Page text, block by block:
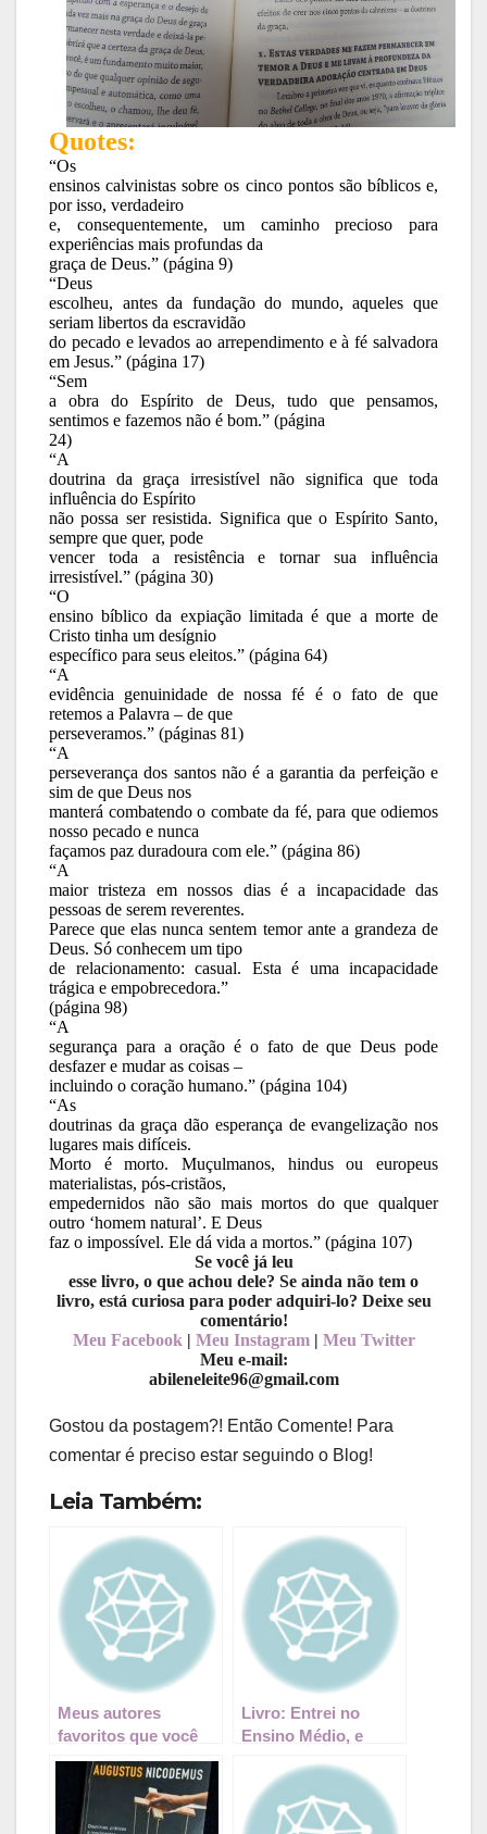
Quotes:
“Os
ensinos calvinistas sobre os cinco pontos são bíblicos e,
por isso, verdadeiro
e, consequentemente, um caminho precioso para
experiências mais profundas da
graça de Deus.” (página 9)
“Deus
escolheu, antes da fundação do mundo, aqueles que
seriam libertos da escravidão
do pecado e levados ao arrependimento e à fé salvadora
em Jesus.” (página 17)
“Sem
a obra do Espírito de Deus, tudo que pensamos,
sentimos e fazemos não é bom.” (página
24)
“A
doutrina da graça irresistível não significa que toda
influência do Espírito
não possa ser resistida. Significa que o Espírito Santo,
sempre que quer, pode
vencer toda a resistência e tornar sua influência
irresistível.” (página 30)
“O
ensino bíblico da expiação limitada é que a morte de
Cristo tinha um desígnio
específico para seus eleitos.” (página 64)
“A
evidência genuinidade de nossa fé é o fato de que
retemos a Palavra – de que
perseveramos.” (páginas 81)
“A
perseverança dos santos não é a garantia da perfeição e
sim de que Deus nos
manterá combatendo o combate da fé, para que odiemos
nosso pecado e nunca
façamos paz duradoura com ele.” (página 86)
“A
maior tristeza em nossos dias é a incapacidade das
pessoas de serem reverentes.
Parece que elas nunca sentem temor ante a grandeza de
Deus. Só conhecem um tipo
de relacionamento: casual. Esta é uma incapacidade
trágica e empobrecedora.”
(página 98)
“A
segurança para a oração é o fato de que Deus pode
desfazer e mudar as coisas –
incluindo o coração humano.” (página 104)
“As
doutrinas da graça dão esperança de evangelização nos
lugares mais difíceis.
Morto é morto. Muçulmanos, hindus ou europeus
materialistas, pós-cristãos,
empedernidos não são mais mortos do que qualquer
outro ‘homem natural’. E Deus
faz o impossível. Ele dá vida a mortos.” (página 107)
Se você já leu
esse livro, o que achou dele? Se ainda não tem o
livro, está curiosa para poder adquiri-lo? Deixe seu
comentário!
Meu Facebook | Meu Instagram| Meu Twitter
Meu e-mail:
abileneleite96@gmail.com
Gostou da postagem?! Então Comente! Para
comentar é preciso estar seguindo o Blog!
Leia Também:
Meus autores
favoritos que você
precisa muito
conhecer
Livro: Entrei no
Ensino Médio, e
Gerali